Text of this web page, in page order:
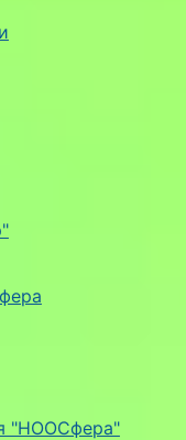
"НООСфера"